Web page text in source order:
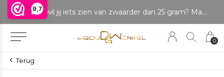
9,7
0
LET OP: wil jij iets zien van zwaarder dan 25 gram? Maak dan een afspraak om het product te bekijken. Producten boven de 25 gram NIET aanwezig in winkel.
Terug